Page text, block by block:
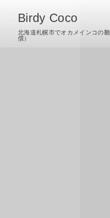
Birdy Coco
北海道札幌市でオカメインコの
償）